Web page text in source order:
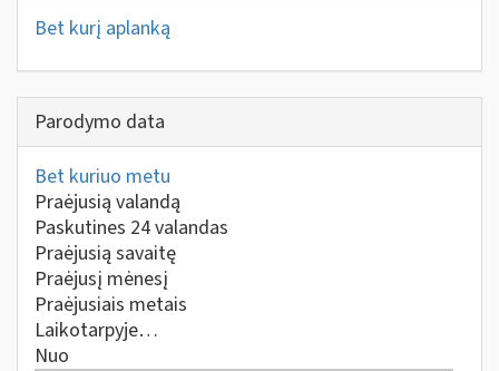
Bet kurį aplanką
Parodymo data
Bet kuriuo metu
Praėjusią valandą
Paskutines 24 valandas
Praėjusią savaitę
Praėjusį mėnesį
Praėjusiais metais
Laikotarpyje…
Nuo